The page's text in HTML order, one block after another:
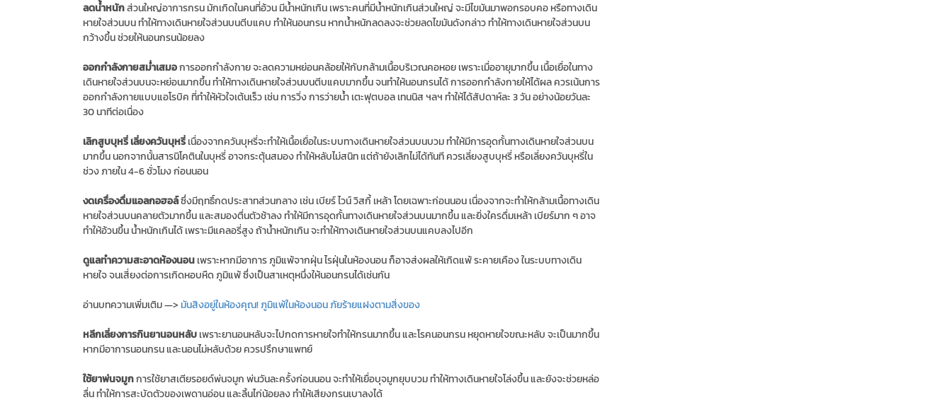
ลดน้ำหนักส่วนใหญ่อาการกรน มักเกิดในคนที่อ้วน มีน้ำหนักเกิน เพราะคนที่มีน้ำหนักเกินส่วนใหญ่ จะมีไขมันมาพอกรอบคอ หรือทางเดิน
หายใจส่วนบน ทำให้ทางเดินหายใจส่วนบนตีบแคบ ทำให้นอนกรน หากน้ำหนักลดลงจะช่วยลดไขมันดังกล่าว ทำให้ทางเดินหายใจส่วนบน
กว้างขึ้น ช่วยให้นอนกรนน้อยลง
ออกกำลังกายสม่ำเสมอการออกกำลังกาย จะลดความหย่อนคล้อยให้กับกล้ามเนื้อบริเวณคอหอย เพราะเมื่ออายุมากขึ้น เนื้อเยื่อในทาง
เดินหายใจส่วนบนจะหย่อนมากขึ้น ทำให้ทางเดินหายใจส่วนบนตีบแคบมากขึ้น จนทำให้นอนกรนได้ การออกกำลังกายให้ได้ผล ควรเน้นการ
ออกกำลังกายแบบแอโรบิค ที่ทำให้หัวใจเต้นเร็ว เช่น การวิ่ง การว่ายน้ำ เตะฟุตบอล เทนนิส ฯลฯ ทำให้ได้สัปดาห์ละ 3 วัน อย่างน้อยวันละ
30 นาทีต่อเนื่อง
เลิกสูบบุหรี่ เลี่ยงควันบุหรี่ เนื่องจากควันบุหรี่จะทำให้เนื้อเยื่อในระบบทางเดินหายใจส่วนบนบวม ทำให้มีการอุดกั้นทางเดินหายใจส่วนบน
มากขึ้น นอกจากนั้นสารนิโคตินในบุหรี่ อาจกระตุ้นสมอง ทำให้หลับไม่สนิท แต่ถ้ายังเลิกไม่ได้ทันที ควรเลี่ยงสูบบุหรี่ หรือเลี่ยงควันบุหรี่ใน
ช่วง ภายใน 4-6 ชั่วโมง ก่อนนอน
งดเครื่องดื่มแอลกอฮอล์ซึ่งมีฤทธิ์กดประสาทส่วนกลาง เช่น เบียร์ ไวน์ วิสกี้ เหล้า โดยเฉพาะก่อนนอน เนื่องจากจะทำให้กล้ามเนื้อทางเดิน
หายใจส่วนบนคลายตัวมากขึ้น และสมองตื่นตัวช้าลง ทำให้มีการอุดกั้นทางเดินหายใจส่วนบนมากขึ้น และยิ่งใครดื่มเหล้า เบียร์มาก ๆ อาจ
ทำให้อ้วนขึ้น น้ำหนักเกินได้ เพราะมีแคลอรี่สูง ถ้าน้ำหนักเกิน จะทำให้ทางเดินหายใจส่วนบนแคบลงไปอีก
ดูแลทำความสะอาดห้องนอน เพราะหากมีอาการ ภูมิแพ้จากฝุ่น ไรฝุ่นในห้องนอน ก็อาจส่งผลให้เกิดแพ้ ระคายเคือง ในระบบทางเดิน
หายใจ จนเสี่ยงต่อการเกิดหอบหืด ภูมิแพ้ ซึ่งเป็นสาเหตุหนึ่งให้นอนกรนได้เช่นกัน
อ่านบทความเพิ่มเติม —> มันสิงอยู่ในห้องคุณ! ภูมิแพ้ในห้องนอน ภัยร้ายแฝงตามสิ่งของ
หลีกเลี่ยงการกินยานอนหลับ เพราะยานอนหลับจะไปกดการหายใจทำให้กรนมากขึ้น และโรคนอนกรน หยุดหายใจขณะหลับ จะเป็นมากขึ้น
หากมีอาการนอนกรน และนอนไม่หลับด้วย ควรปรึกษาแพทย์
ใช้ยาพ่นจมูกการใช้ยาสเตียรอยด์พ่นจมูก พ่นวันละครั้งก่อนนอน จะทำให้เยื่อบุจมูกยุบบวม ทำให้ทางเดินหายใจโล่งขึ้น และยังจะช่วยหล่อ
ลื่น ทำให้การสะบัดตัวของเพดานอ่อน และลิ้นไก่น้อยลง ทำให้เสียงกรนเบาลงได้